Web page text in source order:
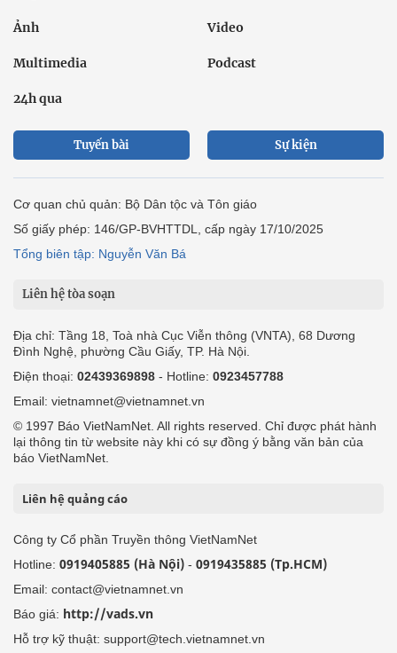
Ảnh Video
Multimedia Podcast
24h qua
Tuyến bài Sự kiện
Cơ quan chủ quản: Bộ Dân tộc và Tôn giáo
Số giấy phép: 146/GP-BVHTTDL, cấp ngày 17/10/2025
Tổng biên tập: Nguyễn Văn Bá
Liên hệ tòa soạn
Địa chỉ: Tầng 18, Toà nhà Cục Viễn thông (VNTA), 68 Dương
Đình Nghệ, phường Cầu Giấy, TP. Hà Nội.
Điện thoại: 02439369898 - Hotline: 0923457788
Email: vietnamnet@vietnamnet.vn
© 1997 Báo VietNamNet. All rights reserved. Chỉ được phát hành
lại thông tin từ website này khi có sự đồng ý bằng văn bản của
báo VietNamNet.
Liên hệ quảng cáo
Công ty Cổ phần Truyền thông VietNamNet
Hotline: 0919405885 (Hà Nội) - 0919435885 (Tp.HCM)
Email: contact@vietnamnet.vn
Báo giá: http://vads.vn
Hỗ trợ kỹ thuật: support@tech.vietnamnet.vn